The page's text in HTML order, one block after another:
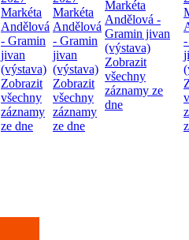
Markéta
Andělová
- Gramin
jivan
(výstava)
Zobrazit
všechny
záznamy
ze dne
Markéta
Andělová
- Gramin
jivan
(výstava)
Zobrazit
všechny
záznamy
ze dne
Markéta
Andělová -
Gramin jivan
(výstava)
Zobrazit
všechny
záznamy ze
dne